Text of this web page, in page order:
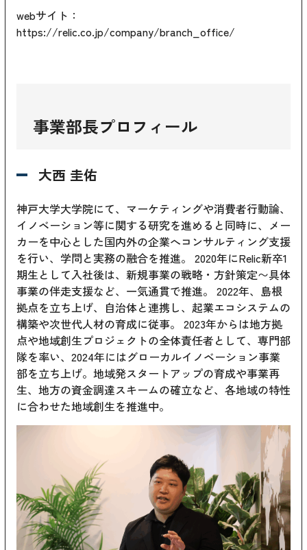
webサイト：
https://relic.co.jp/company/branch_office/
事業部長プロフィール
大西 圭佑
神戸大学大学院にて、マーケティングや消費者行動論、
イノベーション等に関する研究を進めると同時に、メー
カーを中心とした国内外の企業へコンサルティング支援
を行い、学問と実務の融合を推進。 2020年にRelic新卒1
期生として入社後は、新規事業の戦略・方針策定〜具体
事業の伴走支援など、一気通貫で推進。 2022年、島根
拠点を立ち上げ、自治体と連携し、起業エコシステムの
構築や次世代人材の育成に従事。 2023年からは地方拠
点や地域創生プロジェクトの全体責任者として、専門部
隊を率い、2024年にはグローカルイノベーション事業
部を立ち上げ。地域発スタートアップの育成や事業再
生、地方の資金調達スキームの確立など、各地域の特性
に合わせた地域創生を推進中。